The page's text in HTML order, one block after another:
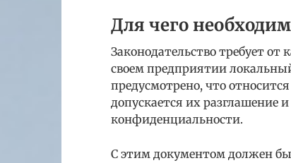
Для чего
Законодательство требует от
своем предприятии
предусмотрено, что
допускается их разглашение
конфиденциальности.
С этим документом должен